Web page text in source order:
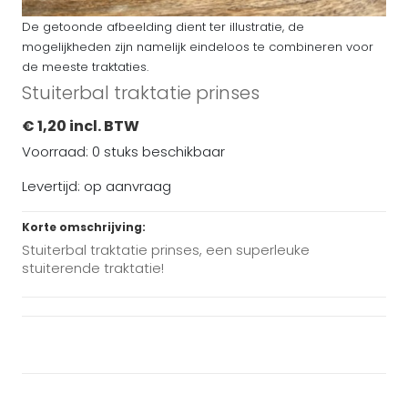
De getoonde afbeelding dient ter illustratie, de
mogelijkheden zijn namelijk eindeloos te combineren voor
de meeste traktaties.
Stuiterbal traktatie prinses
€ 1,20 incl. BTW
Voorraad: 0 stuks beschikbaar
Levertijd: op aanvraag
Korte omschrijving:
Stuiterbal traktatie prinses, een superleuke
stuiterende traktatie!